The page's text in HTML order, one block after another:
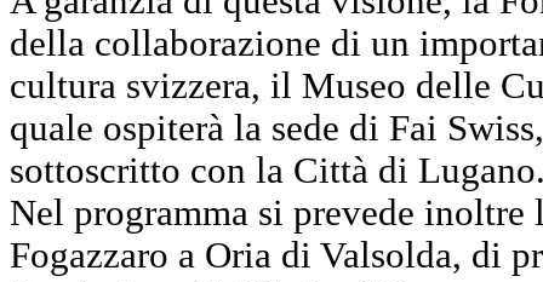
della collaborazione di un
cultura svizzera, il Museo delle
quale ospiterà la sede di Fai
sottoscritto con la Città di
Nel programma si prevede
Fogazzaro a Oria di Valsolda, di